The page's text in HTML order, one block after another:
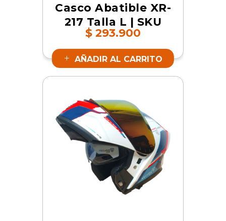
Casco Abatible XR-
217 Talla L | SKU
19160
$ 293.900
AÑADIR AL CARRITO